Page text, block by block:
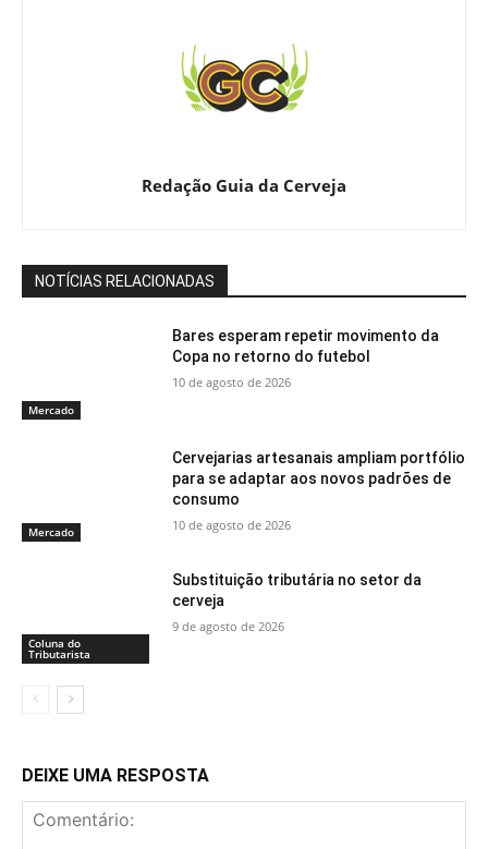
Redação Guia da Cerveja
NOTÍCIAS RELACIONADAS
Mercado
Bares esperam repetir movimento da
Copa no retorno do futebol
10 de agosto de 2026
Mercado
Cervejarias artesanais ampliam portfólio
para se adaptar aos novos padrões de
consumo
10 de agosto de 2026
Coluna do
Tributarista
Substituição tributária no setor da
cerveja
9 de agosto de 2026
DEIXE UMA RESPOSTA